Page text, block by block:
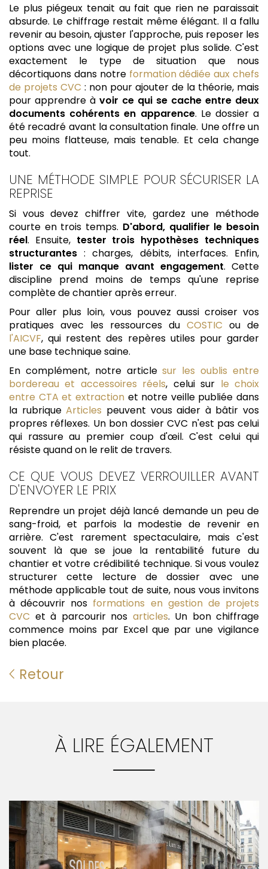
Le plus piégeux tenait au fait que rien ne paraissait
absurde. Le chiffrage restait même élégant. Il a fallu
revenir au besoin, ajuster l'approche, puis reposer les
options avec une logique de projet plus solide. C'est
exactement le type de situation que nous
décortiquons dans notre formation dédiée aux chefs
de projets CVC : non pour ajouter de la théorie, mais
pour apprendre à voir ce qui se cache entre deux
documents cohérents en apparence. Le dossier a
été recadré avant la consultation finale. Une offre un
peu moins flatteuse, mais tenable. Et cela change
tout.
UNE MÉTHODE SIMPLE POUR SÉCURISER LA
REPRISE
Si vous devez chiffrer vite, gardez une méthode
courte en trois temps. D'abord, qualifier le besoin
réel. Ensuite, tester trois hypothèses techniques
structurantes : charges, débits, interfaces. Enfin,
lister ce qui manque avant engagement. Cette
discipline prend moins de temps qu'une reprise
complète de chantier après erreur.
Pour aller plus loin, vous pouvez aussi croiser vos
pratiques avec les ressources du COSTIC ou de
l'AICVF, qui restent des repères utiles pour garder
une base technique saine.
En complément, notre articlesur les oublis entre
bordereau et accessoires réels, celui sur le choix
entre CTA et extractionet notre veille publiée dans
la rubriqueArticles peuvent vous aider à bâtir vos
propres réflexes. Un bon dossier CVC n'est pas celui
qui rassure au premier coup d'œil. C'est celui qui
résiste quand on le relit de travers.
CE QUE VOUS DEVEZ VERROUILLER AVANT
D'ENVOYER LE PRIX
Reprendre un projet déjà lancé demande un peu de
sang-froid, et parfois la modestie de revenir en
arrière. C'est rarement spectaculaire, mais c'est
souvent là que se joue la rentabilité future du
chantier et votre crédibilité technique. Si vous voulez
structurer cette lecture de dossier avec une
méthode applicable tout de suite, nous vous invitons
à découvrir nos formations en gestion de projets
CVC et à parcourir nos articles. Un bon chiffrage
commence moins par Excel que par une vigilance
bien placée.
Retour
À LIRE ÉGALEMENT